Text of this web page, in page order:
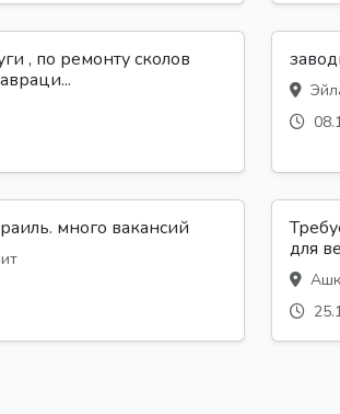
, по ремонту сколов
много вакансий
для